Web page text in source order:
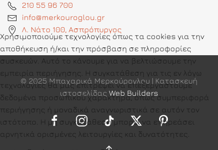
210 55 96 700
info@merkouroglou.gr
Λ. Νάτο 100, Ασπρόπυργος
© 2025 Μπαχαρικά Μερκούρογλου | Κατασκευή
ιστοσελίδας Web Builders
Χρησιμοποιούμε τεχνολογίες όπως τα cookies για την
αποθήκευση ή/και την πρόσβαση σε πληροφορίες
συσκευών. Αυτό το κάνουμε για να βελτιώσουμε την
εμπειρία περιήγησης. Η συγκατάθεση για τις εν λόγω
τεχνολογίες θα μας επιτρέψει να επεξεργαστούμε
δεδομένα προσωπικού χαρακτήρα, όπως συμπεριφορά
περιήγησης ή μοναδικά αναγνωριστικά σε αυτόν τον
ιστότοπο. Η μη συγκατάθεση μπορεί να επηρεάσει
αρνητικά ορισμένες λειτουργίες και δυνατότητες.